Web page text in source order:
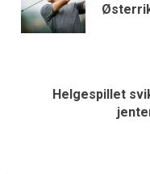
Helgespillet